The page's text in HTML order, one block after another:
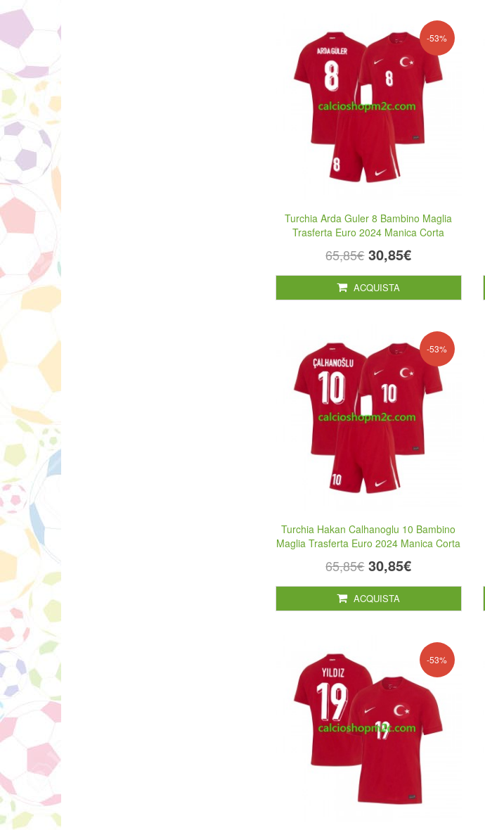
-53%
Turchia Arda Guler 8 Bambino Maglia
Trasferta Euro 2024 Manica Corta
65,85€ 30,85€
ACQUISTA
-53%
Turchia Hakan Calhanoglu 10 Bambino
Maglia Trasferta Euro 2024 Manica Corta
65,85€ 30,85€
ACQUISTA
-53%